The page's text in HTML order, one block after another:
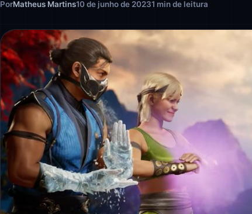
PorMatheus Martins10 de junho de 20231 min de leitura